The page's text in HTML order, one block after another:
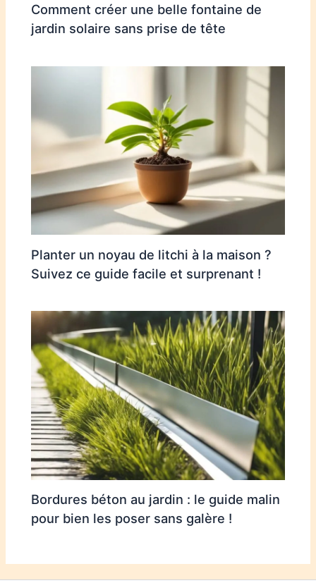
Comment créer une belle fontaine de
jardin solaire sans prise de tête
Planter un noyau de litchi à la maison ?
Suivez ce guide facile et surprenant !
Bordures béton au jardin : le guide malin
pour bien les poser sans galère !